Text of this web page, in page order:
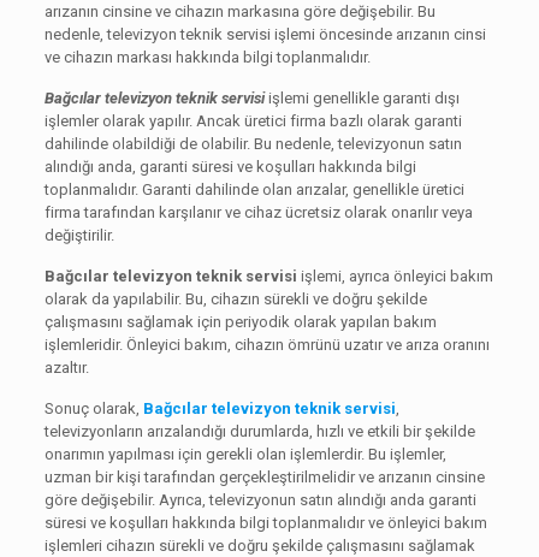
arızanın cinsine ve cihazın markasına göre değişebilir. Bu
nedenle, televizyon teknik servisi işlemi öncesinde arızanın cinsi
ve cihazın markası hakkında bilgi toplanmalıdır.
Bağcılar televizyon teknik servisiişlemi genellikle garanti dışı
işlemler olarak yapılır. Ancak üretici firma bazlı olarak garanti
dahilinde olabildiği de olabilir. Bu nedenle, televizyonun satın
alındığı anda, garanti süresi ve koşulları hakkında bilgi
toplanmalıdır. Garanti dahilinde olan arızalar, genellikle üretici
firma tarafından karşılanır ve cihaz ücretsiz olarak onarılır veya
değiştirilir.
Bağcılar televizyon teknik servisi işlemi, ayrıca önleyici bakım
olarak da yapılabilir. Bu, cihazın sürekli ve doğru şekilde
çalışmasını sağlamak için periyodik olarak yapılan bakım
işlemleridir. Önleyici bakım, cihazın ömrünü uzatır ve arıza oranını
azaltır.
Sonuç olarak, Bağcılar televizyon teknik servisi
televizyonların arızalandığı durumlarda, hızlı ve etkili bir şekilde
onarımın yapılması için gerekli olan işlemlerdir. Bu işlemler,
uzman bir kişi tarafından gerçekleştirilmelidir ve arızanın cinsine
göre değişebilir. Ayrıca, televizyonun satın alındığı anda garanti
süresi ve koşulları hakkında bilgi toplanmalıdır ve önleyici bakım
işlemleri cihazın sürekli ve doğru şekilde çalışmasını sağlamak